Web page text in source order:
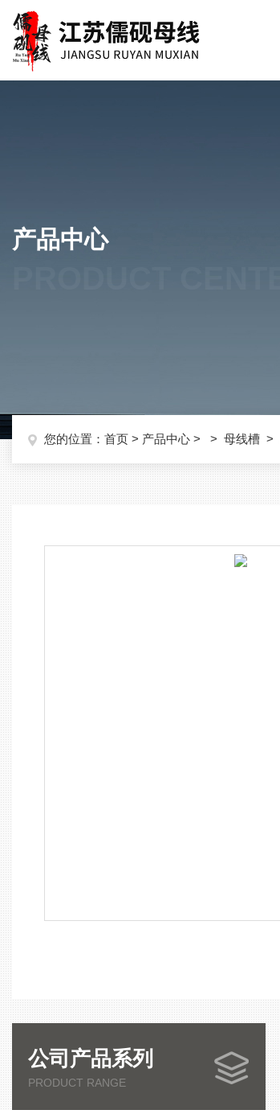
产品中心
您的位置： 首页 > 产品中心 > > 母线槽 >
公司产品系列
PRODUCT RANGE